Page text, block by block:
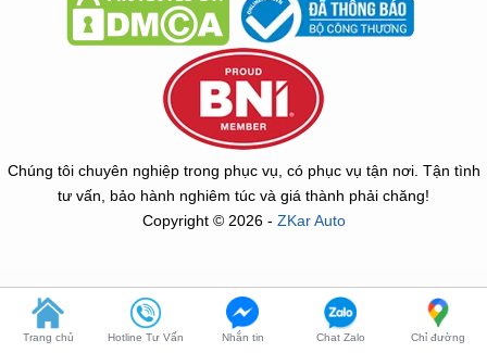
Chúng tôi chuyên nghiệp trong phục vụ, có phục vụ tận nơi. Tận tình
tư vấn, bảo hành nghiêm túc và giá thành phải chăng!
Copyright © 2026 - ZKar Auto
Trang chủ Hotline Tư Vấn Nhắn tin Chat Zalo Chỉ đường